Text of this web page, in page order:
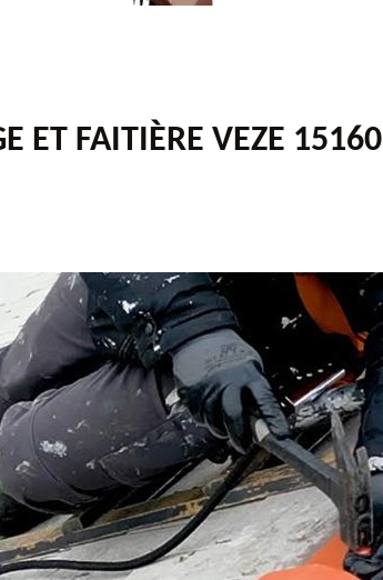
ET FAITIÈRE VEZE 15160